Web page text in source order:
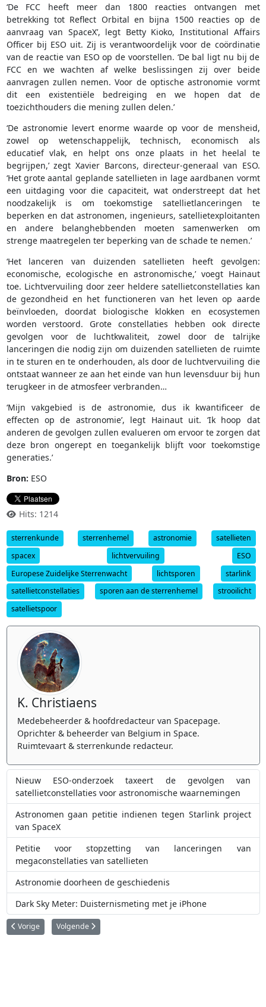
‘De FCC heeft meer dan 1800 reacties ontvangen met
betrekking tot Reflect Orbital en bijna 1500 reacties op de
aanvraag van SpaceX’, legt Betty Kioko, Institutional Affairs
Officer bij ESO uit. Zij is verantwoordelijk voor de coördinatie
van de reactie van ESO op de voorstellen. ‘De bal ligt nu bij de
FCC en we wachten af welke beslissingen zij over beide
aanvragen zullen nemen. Voor de optische astronomie vormt
dit een existentiële bedreiging en we hopen dat de
toezichthouders die mening zullen delen.’
‘De astronomie levert enorme waarde op voor de mensheid,
zowel op wetenschappelijk, technisch, economisch als
educatief vlak, en helpt ons onze plaats in het heelal te
begrijpen,’ zegt Xavier Barcons, directeur-generaal van ESO.
‘Het grote aantal geplande satellieten in lage aardbanen vormt
een uitdaging voor die capaciteit, wat onderstreept dat het
noodzakelijk is om toekomstige satellietlanceringen te
beperken en dat astronomen, ingenieurs, satellietexploitanten
en andere belanghebbenden moeten samenwerken om
strenge maatregelen ter beperking van de schade te nemen.’
‘Het lanceren van duizenden satellieten heeft gevolgen:
economische, ecologische en astronomische,’ voegt Hainaut
toe. Lichtvervuiling door zeer heldere satellietconstellaties kan
de gezondheid en het functioneren van het leven op aarde
beïnvloeden, doordat biologische klokken en ecosystemen
worden verstoord. Grote constellaties hebben ook directe
gevolgen voor de luchtkwaliteit, zowel door de talrijke
lanceringen die nodig zijn om duizenden satellieten de ruimte
in te sturen en te onderhouden, als door de luchtvervuiling die
ontstaat wanneer ze aan het einde van hun levensduur bij hun
terugkeer in de atmosfeer verbranden…
‘Mijn vakgebied is de astronomie, dus ik kwantificeer de
effecten op de astronomie’, legt Hainaut uit. ‘Ik hoop dat
anderen de gevolgen zullen evalueren om ervoor te zorgen dat
deze bron ongerept en toegankelijk blijft voor toekomstige
generaties.’
Bron: ESO
Hits: 1214
sterrenkunde sterrenhemel astronomie
satellieten
spacex
lichtvervuiling
ESO
Europese Zuidelijke Sterrenwacht
lichtsporen
starlink
satellietconstellaties
sporen aan de sterrenhemel
strooilicht
satellietspoor
K. Christiaens
Medebeheerder & hoofdredacteur van Spacepage.
Oprichter & beheerder van Belgium in Space.
Ruimtevaart & sterrenkunde redacteur.
Nieuw ESO-onderzoek taxeert de gevolgen van
satellietconstellaties voor astronomische waarnemingen
Astronomen gaan petitie indienen tegen Starlink project
van SpaceX
Petitie voor stopzetting van lanceringen van
megaconstellaties van satellieten
Astronomie doorheen de geschiedenis
Dark Sky Meter: Duisternismeting met je iPhone
Vorig artikel: Hier komen de jaarlijkse Perseïden 'vallende sterren' en de
Vorige Volgende artikel: Vuurbal boven Vlaanderen veroorzaakt
Volgende